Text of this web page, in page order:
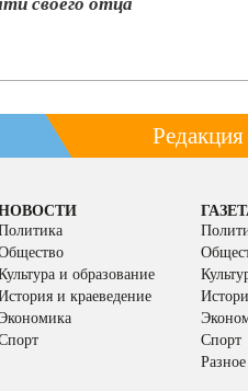
Редакция
и образование
и краеведение
Спорт
Разное